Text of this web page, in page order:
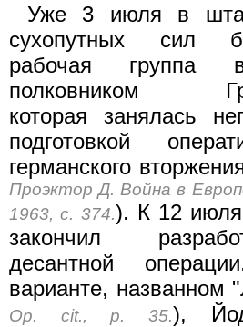
Уже 3 июля в
сухопутных сил
рабочая
полковником
которая занялась
подготовкой
германского
Проэктор Д. Война в
1963, с. 374.). К 12
закончил
десантной
варианте, названном
Op. cit., p. 35.),